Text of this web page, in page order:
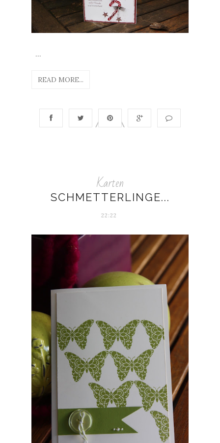
...
READ MORE...
Karten
SCHMETTERLINGE...
22:22